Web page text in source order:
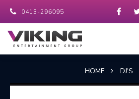
0413-296095
HOME DJ'S